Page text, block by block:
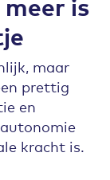
maar
prettig
en
kracht is.